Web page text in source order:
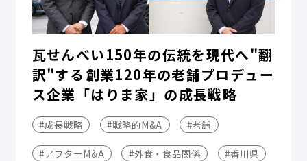
瓦せんべい150年の伝統を現代へ"翻
訳"する――創業120年の老舗プロデュー
ス企業「はりま家」の成長戦略
#成長戦略 #戦略的M&A #老舗
#アフターM&A #外食・食品関係 #香川県